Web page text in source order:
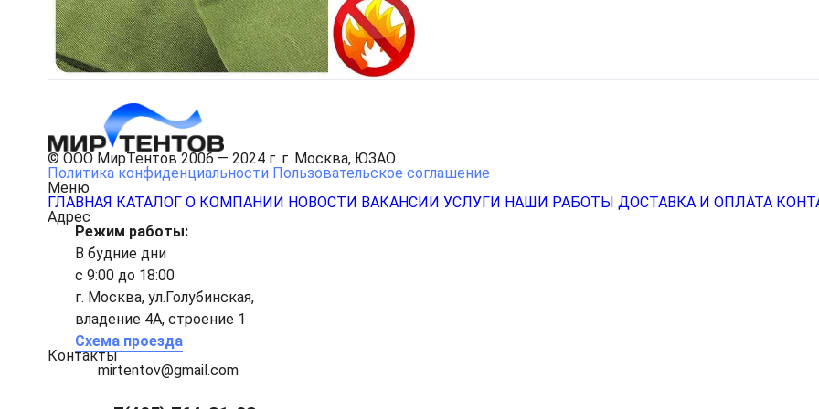
© ООО МирТентов 2006 — 2024 г. г. Москва, ЮЗАО
Политика конфиденциальности Пользовательское соглашение
Меню
ГЛАВНАЯ КАТАЛОГ О КОМПАНИИ НОВОСТИ ВАКАНСИИ УСЛУГИ НАШИ РАБОТЫ ДОСТАВКА И ОПЛАТА
Адрес
Режим работы:
В будние дни
с 9:00 до 18:00
г. Москва, ул.Голубинская,
владение 4А, строение 1
Схема проезда
Контакты
mirtentov@gmail.com